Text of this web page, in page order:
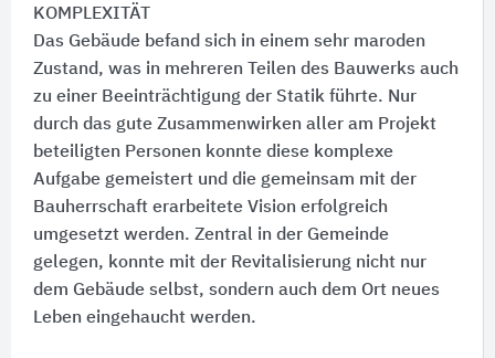
KOMPLEXITÄT
Das Gebäude befand sich in einem sehr maroden
Zustand, was in mehreren Teilen des Bauwerks auch
zu einer Beeinträchtigung der Statik führte. Nur
durch das gute Zusammenwirken aller am Projekt
beteiligten Personen konnte diese komplexe
Aufgabe gemeistert und die gemeinsam mit der
Bauherrschaft erarbeitete Vision erfolgreich
umgesetzt werden. Zentral in der Gemeinde
gelegen, konnte mit der Revitalisierung nicht nur
dem Gebäude selbst, sondern auch dem Ort neues
Leben eingehaucht werden.